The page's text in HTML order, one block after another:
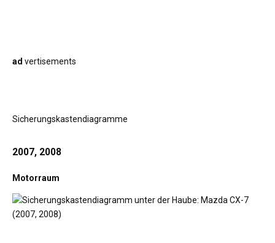
ad vertisements
Sicherungskastendiagramme
2007, 2008
Motorraum